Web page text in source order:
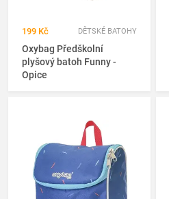
199 Kč DĚTSKÉ BATOHY
Oxybag Předškolní
plyšový batoh Funny -
Opice